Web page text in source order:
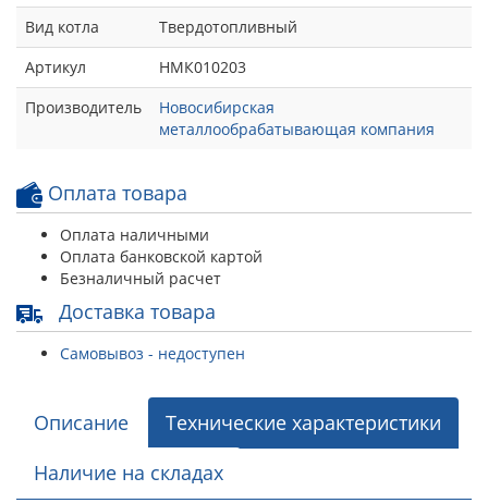
Вид котла
Твердотопливный
Артикул
НМК010203
Производитель
Новосибирская
металлообрабатывающая компания
Оплата товара
Оплата наличными
Оплата банковской картой
Безналичный расчет
Доставка товара
Самовывоз - недоступен
Описание
Технические характеристики
Наличие на складах